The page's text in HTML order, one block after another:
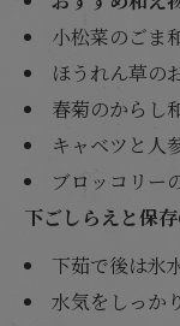
小松菜のごま
ほうれん草の
春菊のからし
キャベツと人
ブロッコリー
下ごしらえと保
下茹で後は氷
水気をしっか